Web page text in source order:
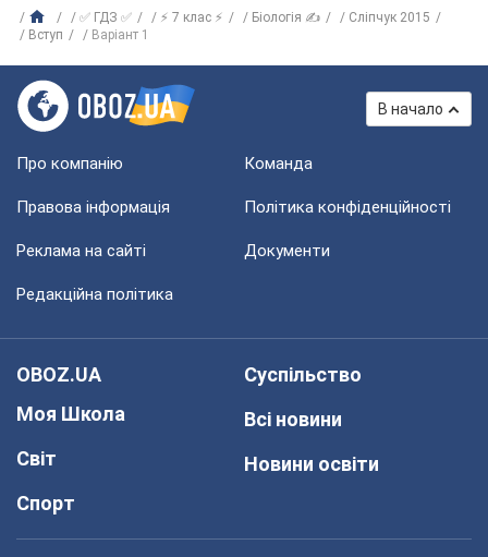
✅ ГДЗ ✅ ⚡ 7 клас ⚡ Біологія ✍
Сліпчук 2015
Вступ
Варіант 1
В начало
Про компанію Команда
Правова інформація Політика конфіденційності
Реклама на сайті Документи
Редакційна політика
OBOZ.UA
Моя Школа
Світ
Спорт
Суспільство
Всі новини
Новини освіти